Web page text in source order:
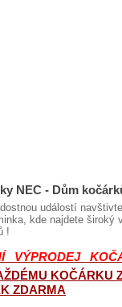
NEC - Dům
událostí
kde najdete
!
VÝPRODEJ
KOČÁRKU
ZDARMA